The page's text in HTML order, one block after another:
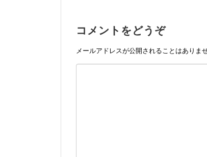
コメントをどうぞ
メールアドレスが公開されることはありませ